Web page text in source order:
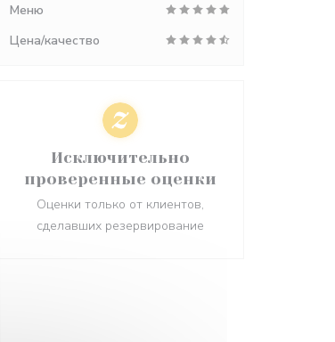
Меню
Цена/качество
Исключительно
проверенные оценки
Оценки только от клиентов,
сделавших резервирование